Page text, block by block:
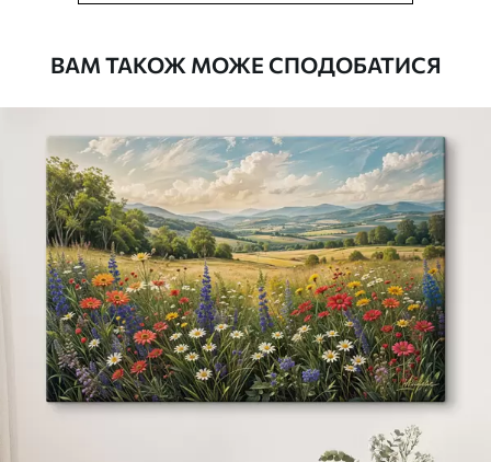
Від290.00грн
Яскраві, насичені кольори
✓Стійкість до вицвітання
✓Безпечне чорнило без запаху
✗Поверхня з текстурою полотна
✗Екологічний матеріал
Преміум
Від363.00грн
✓Яскраві, насичені кольори
✓Стійкість до вицвітання
ВАМ ТАКОЖ МОЖЕ СПОДОБАТИСЯ